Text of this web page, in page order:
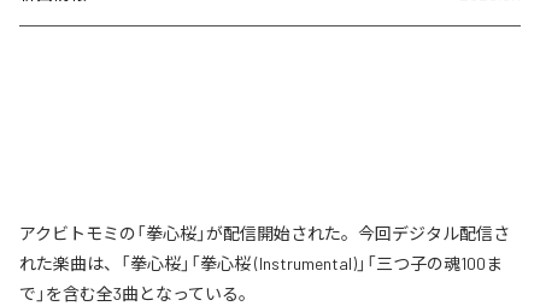
アクビトモミの「拳心桜」が配信開始された。今回デジタル配信さ
れた楽曲は、「拳心桜」「拳心桜 (Instrumental)」「三つ子の魂100ま
で」を含む全3曲となっている。